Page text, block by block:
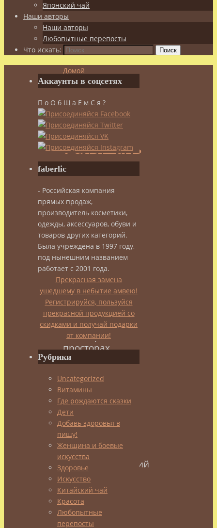
Японский чай
Наши авторы
Наши авторы
Любопытные перепосты
Что искать:
Поиск
Домой
Наши
Услышать
себя…
Услышать
себя…
Однажды
где-
то
на
необозримых
просторах
Поднебесной
турнир
по
боевым
искусствам.
После
его
завершения
присутствовавший
на
состязаниях
император
пригласил
трех
Аккаунты в соцсетях
П о О б Щ а Е м С я ?
faberlic
- Российская компания
прямых продаж,
производитель косметики,
одежды, аксессуаров, обуви и
товаров других категорий.
Была учреждена в 1997 году,
под нынешним названием
работает с 2001 года.
Прекрасная замена
ушедшему в небытие амвею!
Регистрируйся, пользуйся
прекрасной продукцией со
скидками и получай подарки
от компании!
Рубрики
Uncategorized
Витамины
Где рождаются сказки
Дети
Добавь здоровья в
пищу!
Женщина и боевые
искусства
Здоровье
Искусство
Китайский чай
Красота
Любопытные
перепосты